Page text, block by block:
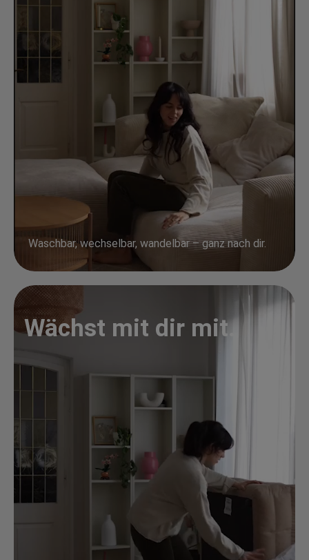
Waschbar, wechselbar, wandelbar – ganz nach dir.
Wächst mit dir mit.